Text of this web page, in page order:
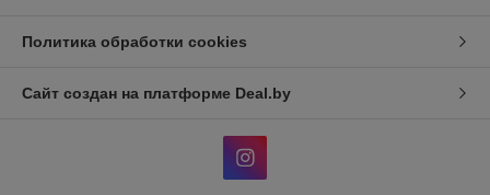
Политика обработки cookies
Сайт создан на платформе Deal.by